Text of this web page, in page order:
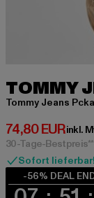
TOMMY
Tommy Jeans
74,80 EUR
Derzeitigerinkl.
30-Tage-Bestpreis**:
Sofort lieferbar!
-56% DEAL